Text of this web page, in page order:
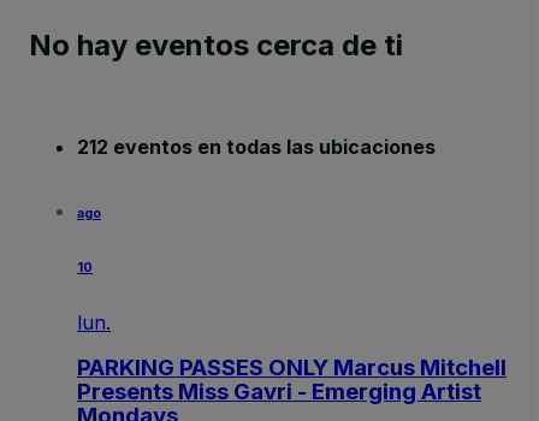
No hay eventos cerca de ti
212 eventos en todas las ubicaciones
ago
10
lun.
PARKING PASSES ONLY Marcus Mitchell
Presents Miss Gavri - Emerging Artist